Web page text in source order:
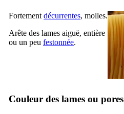
Fortement décurrentes, molles.
Arête des lames aiguë, entière
ou un peu festonnée.
Couleur des lames ou pores